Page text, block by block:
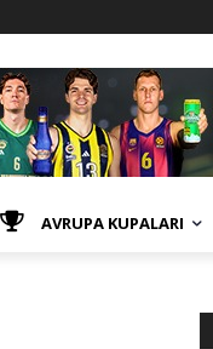
AVRUPA KUPALARI